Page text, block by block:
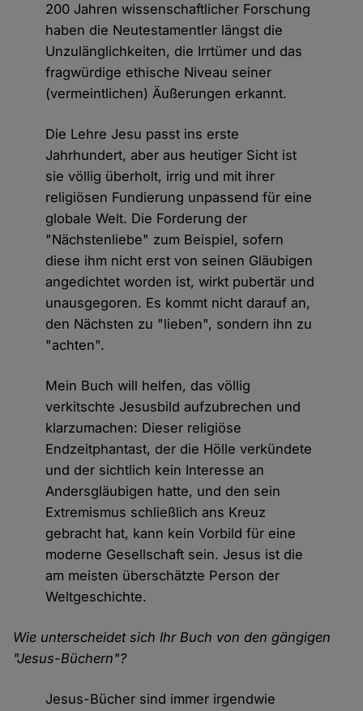
200 Jahren wissenschaftlicher Forschung
haben die Neutestamentler längst die
Unzulänglichkeiten, die Irrtümer und das
fragwürdige ethische Niveau seiner
(vermeintlichen) Äußerungen erkannt.
Die Lehre Jesu passt ins erste
Jahrhundert, aber aus heutiger Sicht ist
sie völlig überholt, irrig und mit ihrer
religiösen Fundierung unpassend für eine
globale Welt. Die Forderung der
"Nächstenliebe" zum Beispiel, sofern
diese ihm nicht erst von seinen Gläubigen
angedichtet worden ist, wirkt pubertär und
unausgegoren. Es kommt nicht darauf an,
den Nächsten zu "lieben", sondern ihn zu
"achten".
Mein Buch will helfen, das völlig
verkitschte Jesusbild aufzubrechen und
klarzumachen: Dieser religiöse
Endzeitphantast, der die Hölle verkündete
und der sichtlich kein Interesse an
Andersgläubigen hatte, und den sein
Extremismus schließlich ans Kreuz
gebracht hat, kann kein Vorbild für eine
moderne Gesellschaft sein. Jesus ist die
am meisten überschätzte Person der
Weltgeschichte.
Wie unterscheidet sich Ihr Buch von den gängigen
"Jesus-Büchern"?
Jesus-Bücher sind immer irgendwie